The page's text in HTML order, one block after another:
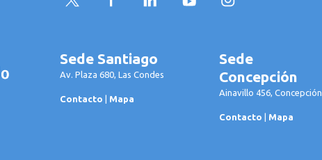
Sede Santiago
Av. Plaza 680, Las Condes
Contacto | Mapa
Sede
Concepción
Ainavillo 456, Concepción
Contacto | Mapa